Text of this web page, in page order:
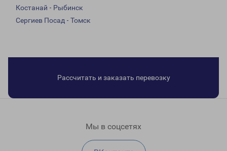
Костанай - Рыбинск
Сергиев Посад - Томск
Рассчитать и заказать перевозку
Мы в соцсетях